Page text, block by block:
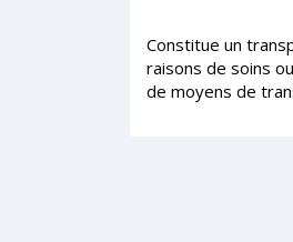
Constitue un
raisons de soins
de moyens de